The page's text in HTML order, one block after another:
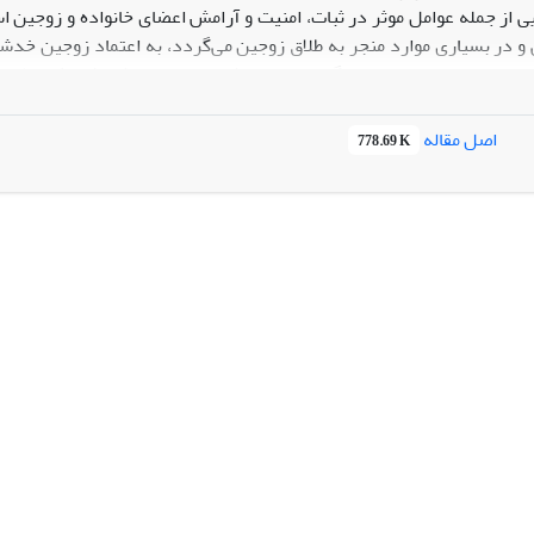
از جمله عوامل موثر در ثبات، امنیت و آرامش اعضای خانواده و
و در بسیاری موارد منجر به طلاق زوجین می‌گردد، به اعتماد
اعتماد زوجین درگیر خیانت زناشویی است. روش پژوهش
مصاحبه ها با استفاده از نظریه زمینه ای انجام شد. یافته ها نشان
نامناسب محیط کار، استفاده نادرست از شبکه های مجازی، تجارب
تعاملات و رابطه عاطفی زوجین، تنظیم روابط با خانواده گسترده،
اصل مقاله 778.69 K